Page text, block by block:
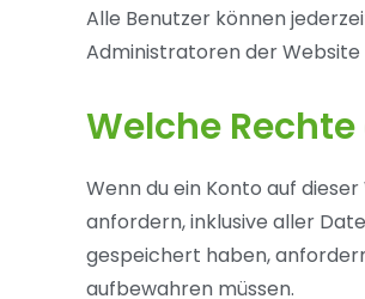
Alle Benutzer können
Administratoren der
Welche
Wenn du ein Konto auf
anfordern, inklusive aller
gespeichert haben,
aufbewahren müssen.